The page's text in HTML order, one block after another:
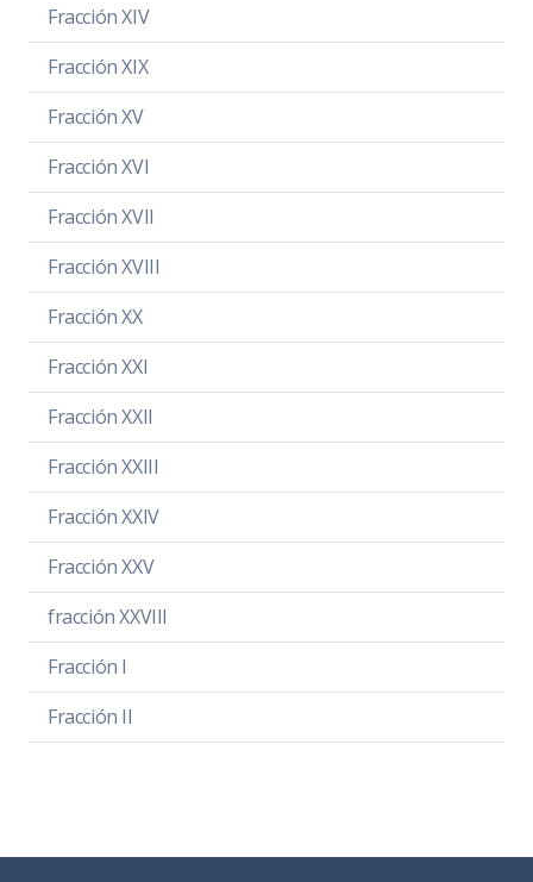
Fracción XIV
Fracción XIX
Fracción XV
Fracción XVI
Fracción XVII
Fracción XVIII
Fracción XX
Fracción XXI
Fracción XXII
Fracción XXIII
Fracción XXIV
Fracción XXV
fracción XXVIII
Fracción I
Fracción II